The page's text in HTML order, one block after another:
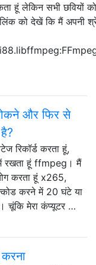
हूं लेकिन सभी छवियों
को देखें कि मैं अपनी
और फिर से
रिकॉर्ड करता हूं,
रखता हूं ffmpeg। मैं
करता हूं x265,
करने में 20 घंटे या
मेरा कंप्यूटर …